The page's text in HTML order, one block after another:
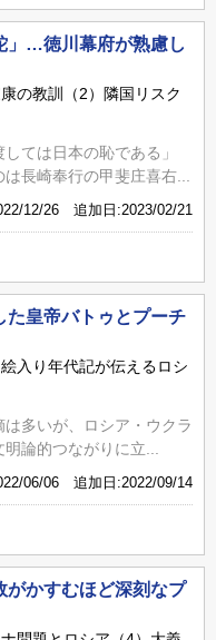
」…徳川幕府が熟慮し
の教訓（2）隣国リスク
ては日本の恥である」
長崎奉行の甲斐庄喜右...
12/26 追加日:2023/02/21
た皇帝バトゥとプーチ
入り年代記が伝えるロシ
多いが、ロシア・ウクラ
論的つながりに立...
06/06 追加日:2022/09/14
がかすむほど深刻なプ